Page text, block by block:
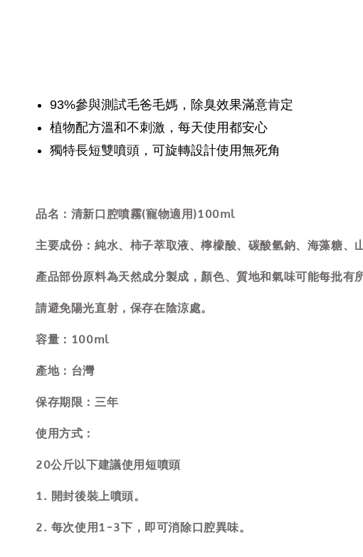
93%參與測試毛爸毛媽，除臭效果滿意肯定
植物配方溫和不刺激，每天使用都安心
獨特長短雙噴頭，可旋轉設計使用無死角
品名：清新口腔噴霧(寵物適用)100ml
主要成份：純水、柿子萃取液、檸檬酸、碳酸氫鈉、海藻糖、
產品部份原料為天然成分製成，顏色、質地和氣味可能每批有
請避免陽光直射，保存在陰涼處。
容量：100ml
產地：台灣
保存期限：三年
使用方式：
20公斤以下建議使用短噴頭
1. 開封後裝上噴頭。
2. 每次使用1-3下，即可消除口腔異味。